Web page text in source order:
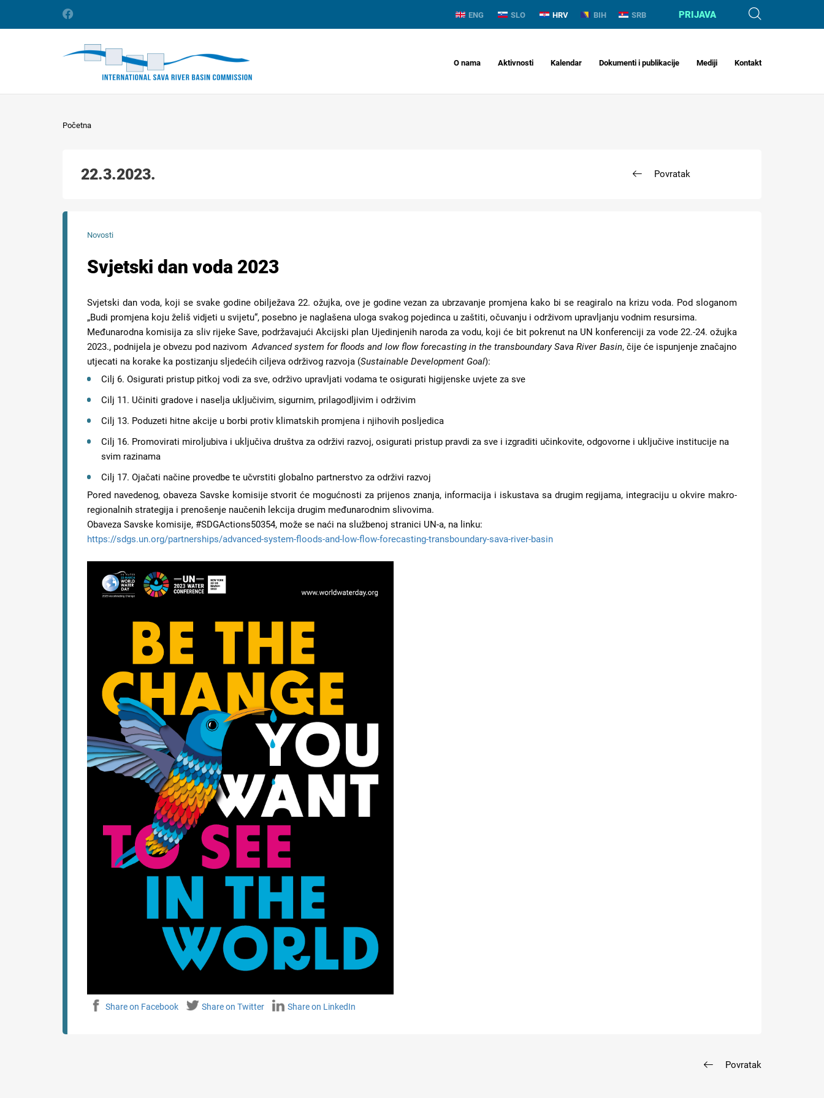
ENG SLO HRV BIH SRB PRIJAVA
O nama Aktivnosti Kalendar Dokumenti i publikacije Mediji Kontakt
Početna
22.3.2023. Povratak
Novosti
Svjetski dan voda 2023
Svjetski dan voda, koji se svake godine obilježava 22. ožujka, ove je godine vezan za ubrzavanje promjena kako bi se reagiralo na krizu voda. Pod sloganom
„Budi promjena koju želiš vidjeti u svijetu“, posebno je naglašena uloga svakog pojedinca u zaštiti, očuvanju i održivom upravljanju vodnim resursima.
Međunarodna komisija za sliv rijeke Save, podržavajući Akcijski plan Ujedinjenih naroda za vodu, koji će bit pokrenut na UN konferenciji za vode 22.-24. ožujka
2023., podnijela je obvezu pod nazivomAdvanced system for floods and low flow forecasting in the transboundary Sava River Basin, čije će ispunjenje značajno
utjecati na korake ka postizanju sljedećih ciljeva održivog razvoja (Sustainable Development Goal):
Cilj 6. Osigurati pristup pitkoj vodi za sve, održivo upravljati vodama te osigurati higijenske uvjete za sve
Cilj 11. Učiniti gradove i naselja uključivim, sigurnim, prilagodljivim i održivim
Cilj 13. Poduzeti hitne akcije u borbi protiv klimatskih promjena i njihovih posljedica
Cilj 16. Promovirati miroljubiva i uključiva društva za održivi razvoj, osigurati pristup pravdi za sve i izgraditi učinkovite, odgovorne i uključive institucije na
svim razinama
Cilj 17. Ojačati načine provedbe te učvrstiti globalno partnerstvo za održivi razvoj
Pored navedenog, obaveza Savske komisije stvorit će mogućnosti za prijenos znanja, informacija i iskustava sa drugim regijama, integraciju u okvire makro-
regionalnih strategija i prenošenje naučenih lekcija drugim međunarodnim slivovima.
Obaveza Savske komisije, #SDGActions50354, može se naći na službenoj stranici UN-a, na linku:
https://sdgs.un.org/partnerships/advanced-system-floods-and-low-flow-forecasting-transboundary-sava-river-basin
Share on Facebook Share on Twitter Share on LinkedIn
Povratak